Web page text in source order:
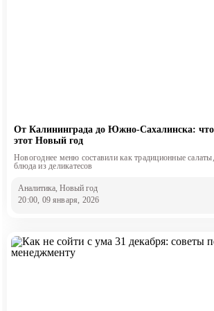
От Калининграда до Южно-Сахалинска: что
этот Новый год
Новогоднее меню составили как традиционные
блюда из деликатесов
Аналитика , Новый год
20:00, 09 января, 2026